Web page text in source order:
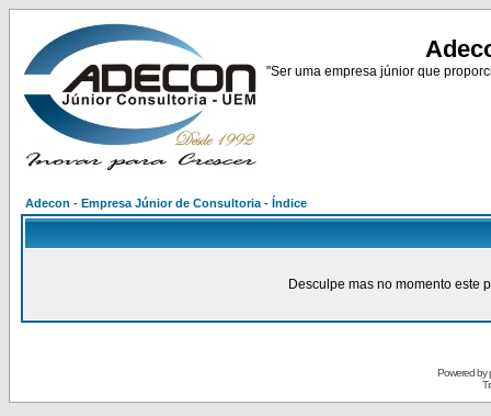
"Ser uma empresa júnior que
Adecon - Empresa Júnior de Consultoria - Índice
Desculpe mas no momento este
Powered by